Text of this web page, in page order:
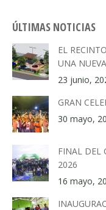
ÚLTIMAS NOTICIAS
EL
UNA
23 junio,
GRAN
30 mayo,
FINAL DEL
2026
16 mayo,